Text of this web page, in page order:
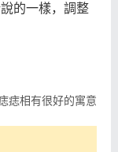
的一樣，調整
痣相有很好的寓意